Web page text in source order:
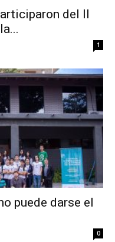
del II
1
puede darse el
0